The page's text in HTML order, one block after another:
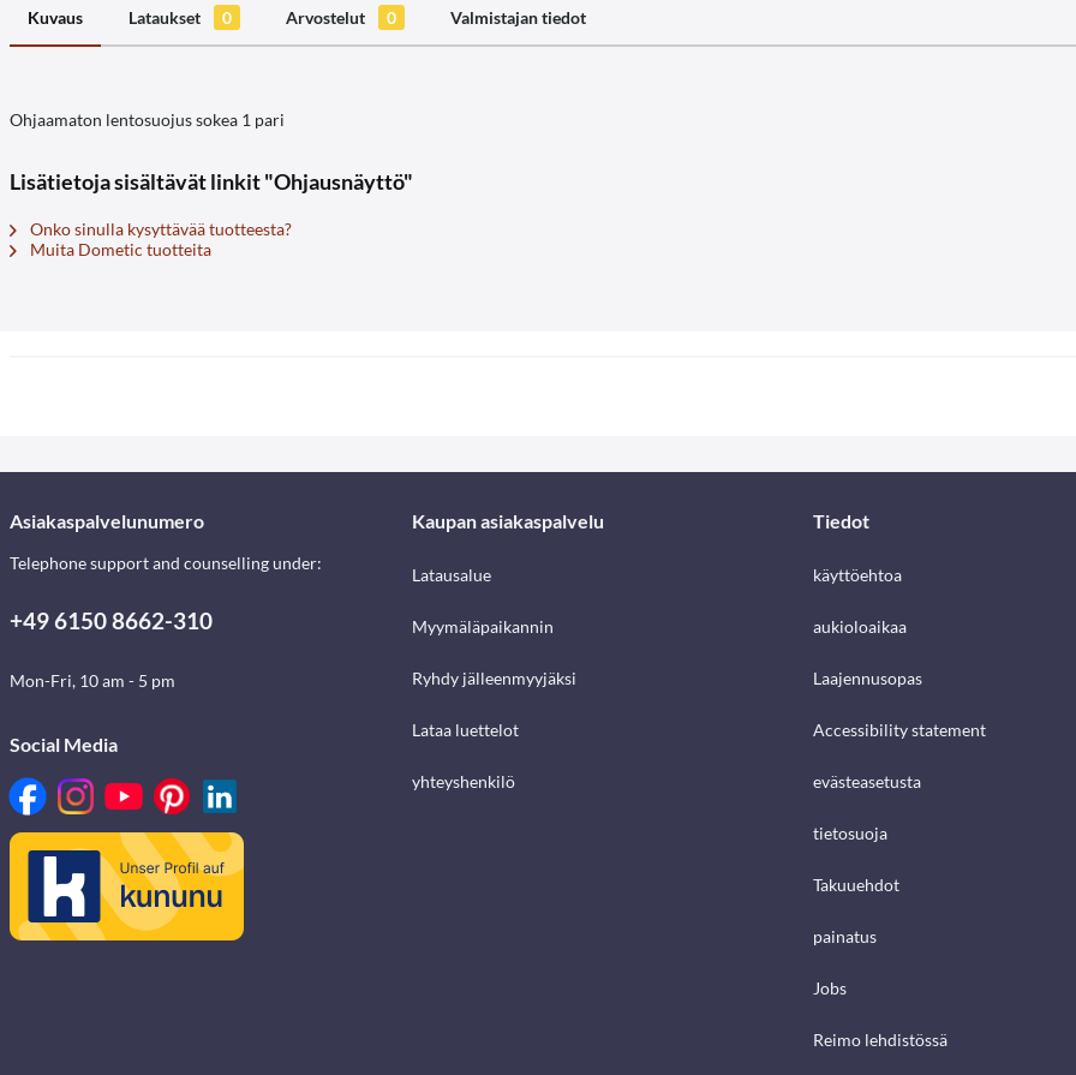
Kuvaus Lataukset 0 Arvostelut 0 Valmistajan tiedot
Ohjaamaton lentosuojus sokea 1 pari
Lisätietoja sisältävät linkit "Ohjausnäyttö"
Onko sinulla kysyttävää tuotteesta?
Muita Dometic tuotteita
Asiakaspalvelunumero
Telephone support and counselling under:
+49 6150 8662-310
Mon-Fri, 10 am - 5 pm
Social Media
Kaupan asiakaspalvelu
Latausalue
Myymäläpaikannin
Ryhdy jälleenmyyjäksi
Lataa luettelot
yhteyshenkilö
Tiedot
käyttöehtoa
aukioloaikaa
Laajennusopas
Accessibility statement
evästeasetusta
tietosuoja
Takuuehdot
painatus
Jobs
Reimo lehdistössä